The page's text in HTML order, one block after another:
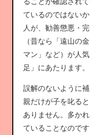
ているのではない
人が、勧善懲悪・
（昔なら「遠山の
マン」など）が人
足」にあたります。
誤解のないように
親だけが子を叱る
ありません。多か
ていることなのです